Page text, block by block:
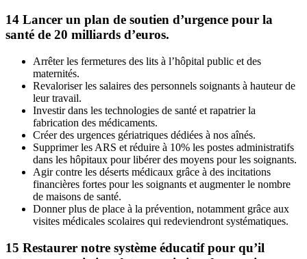
14 Lancer un plan de soutien d’urgence pour la
santé de 20 milliards d’euros.
Arrêter les fermetures des lits à l’hôpital public et des
maternités.
Revaloriser les salaires des personnels soignants à hauteur de
leur travail.
Investir dans les technologies de santé et rapatrier la
fabrication des médicaments.
Créer des urgences gériatriques dédiées à nos aînés.
Supprimer les ARS et réduire à 10% les postes administratifs
dans les hôpitaux pour libérer des moyens pour les soignants.
Agir contre les déserts médicaux grâce à des incitations
financières fortes pour les soignants et augmenter le nombre
de maisons de santé.
Donner plus de place à la prévention, notamment grâce aux
visites médicales scolaires qui redeviendront systématiques.
15 Restaurer notre système éducatif pour qu’il